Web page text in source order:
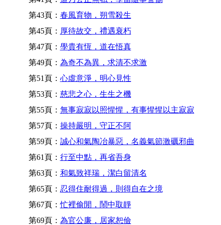
第43頁： 春風育物，朔雪殺生
第45頁： 厚待故交，禮遇衰朽
第47頁： 學貴有恆，道在悟真
第49頁： 為奇不為異，求清不求激
第51頁： 心虛意淨，明心見性
第53頁： 慈悲之心，生生之機
第55頁： 無事寂寂以照惺惺，有事惺惺以主寂寂
第57頁： 操持嚴明，守正不阿
第59頁： 誠心和氣陶冶暴惡，名義氣節激礪邪曲
第61頁： 行至中點，再省吾身
第63頁： 和氣致祥瑞，潔白留清名
第65頁： 忍得住耐得過，則得自在之境
第67頁：忙裡偷閒，鬧中取靜
第69頁： 為官公廉，居家恕儉